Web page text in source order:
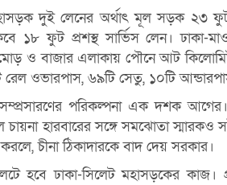
দুই লেনের অর্থাৎ মূল সড়ক ২৩ ফুট
১৮ ফুট প্রশস্থ সার্ভিস লেন। ঢাকা-
ও বাজার এলাকায় পৌনে আট
রেল ওভারপাস, ৬৯টি সেতু, ১০টি
পরিকল্পনা এক দশক
হারবারের সঙ্গে সমঝোতা স্মারকও
চীনা ঠিকাদারকে বাদ দেয় সরকার।
হবে ঢাকা-সিলেট মহাসড়কের